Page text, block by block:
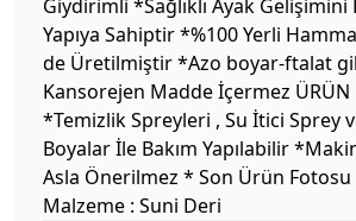
Giydirimli *Sağlıklı Ayak
Yapıya Sahiptir *%100 Yerli
de Üretilmiştir *Azo boyar-ftalat
Kansorejen Madde İçermez ÜRÜN
*Temizlik Spreyleri , Su İtici Sprey
Boyalar İle Bakım Yapılabilir
Asla Önerilmez * Son Ürün
Malzeme : Suni Deri